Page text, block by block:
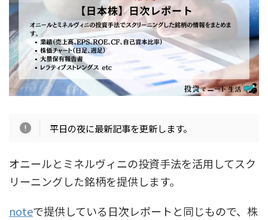
平日の夜に最新記事を更新します。
オニールとミネルヴィニの投資手法を活用してスク
リーニングした銘柄を提供します。
noteで提供している日次レポートと同じもので、株